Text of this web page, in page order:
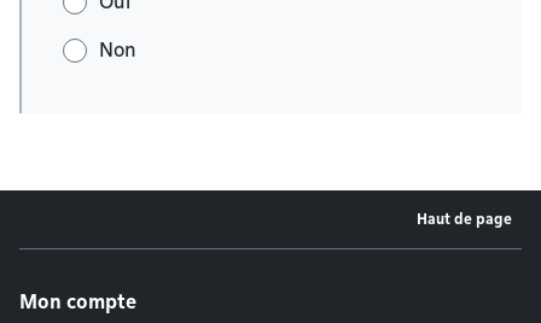
Non
Haut de page
Mon compte